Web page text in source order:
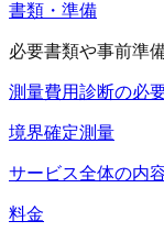
書類・準備
必要書類や事前準
測量費用診断の必
境界確定測量
サービス全体の内
料金